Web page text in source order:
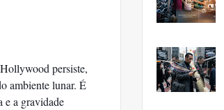
persiste,
ambiente lunar. É
e a gravidade